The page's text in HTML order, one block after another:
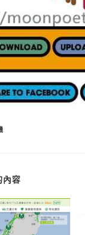
內容